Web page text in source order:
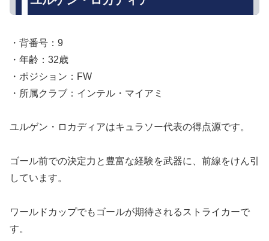
・背番号：9
・年齢：32歳
・ポジション：FW
・所属クラブ：インテル・マイアミ
ユルゲン・ロカディアはキュラソー代表の得点源です。
ゴール前での決定力と豊富な経験を武器に、前線をけん引
しています。
ワールドカップでもゴールが期待されるストライカーで
す。